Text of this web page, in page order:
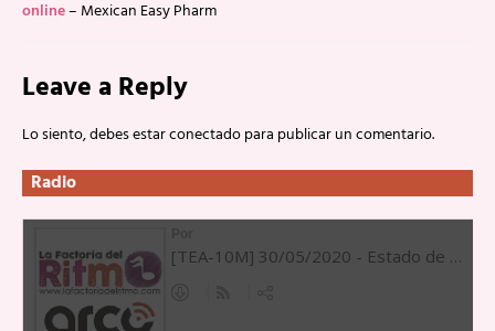
online– Mexican Easy Pharm
Leave a Reply
Lo siento, debes estarconectadopara publicar un comentario.
Radio